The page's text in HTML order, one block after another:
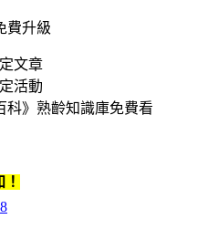
費升級
文章
活動
科》熟齡知識庫免費看